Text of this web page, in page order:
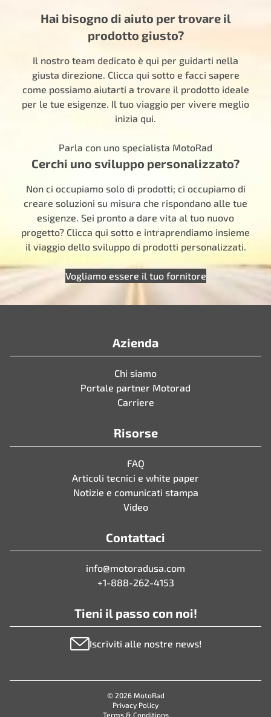
Hai bisogno di aiuto per trovare il
prodotto giusto?
Il nostro team dedicato è qui per guidarti nella
giusta direzione. Clicca qui sotto e facci sapere
come possiamo aiutarti a trovare il prodotto ideale
per le tue esigenze. Il tuo viaggio per vivere meglio
inizia qui.
Parla con uno specialista MotoRad
Cerchi uno sviluppo personalizzato?
Non ci occupiamo solo di prodotti; ci occupiamo di
creare soluzioni su misura che rispondano alle tue
esigenze. Sei pronto a dare vita al tuo nuovo
progetto? Clicca qui sotto e intraprendiamo insieme
il viaggio dello sviluppo di prodotti personalizzati.
Vogliamo essere il tuo fornitore
Azienda
Chi siamo
Portale partner Motorad
Carriere
Risorse
FAQ
Articoli tecnici e white paper
Notizie e comunicati stampa
Video
Contattaci
info@motoradusa.com
+1-888-262-4153
Tieni il passo con noi!
Iscriviti alle nostre news!
© 2026 MotoRad
Privacy Policy
Terms & Conditions